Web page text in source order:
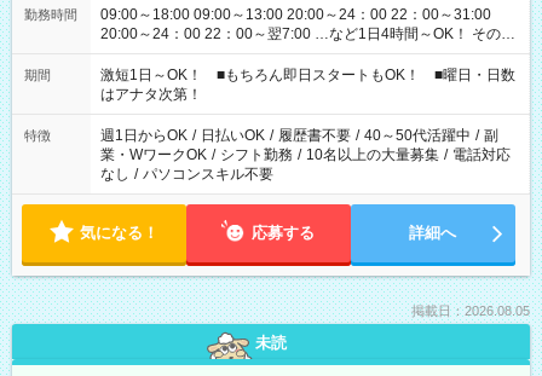
勤務時間
09:00～18:00 09:00～13:00 20:00～24：00 22：00～31:00
20:00～24：00 22：00～翌7:00 …など1日4時間～OK！ その他
シフトもございます！ お気軽にご相談ください！
期間
激短1日～OK！ ■もちろん即日スタートもOK！ ■曜日・日数
はアナタ次第！
特徴 週1日からOK / 日払いOK / 履歴書不要 / 40～50代活躍中 / 副
業・WワークOK / シフト勤務 / 10名以上の大量募集 / 電話対応
なし / パソコンスキル不要
気になる！ 応募する 詳細へ
掲載日：2026.08.05
未読